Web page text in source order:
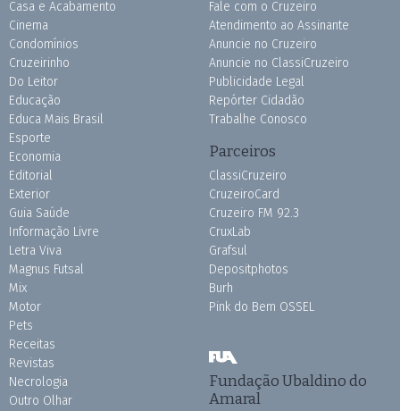
Casa e Acabamento
Cinema
Condomínios
Cruzeirinho
Do Leitor
Educação
Educa Mais Brasil
Esporte
Economia
Editorial
Exterior
Guia Saúde
Informação Livre
Letra Viva
Magnus Futsal
Mix
Motor
Pets
Receitas
Revistas
Necrologia
Outro Olhar
Fale com o Cruzeiro
Atendimento ao Assinante
Anuncie no Cruzeiro
Anuncie no ClassiCruzeiro
Publicidade Legal
Repórter Cidadão
Trabalhe Conosco
Parceiros
ClassiCruzeiro
CruzeiroCard
Cruzeiro FM 92.3
CruxLab
Grafsul
Depositphotos
Burh
Pink do Bem OSSEL
Fundação Ubaldino do
Amaral